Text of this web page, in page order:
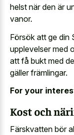
helst när den är
vanor.
Försök att ge din
upplevelser med
att få bukt med
gäller främlingar.
For your
Kost och
Färskvatten bör